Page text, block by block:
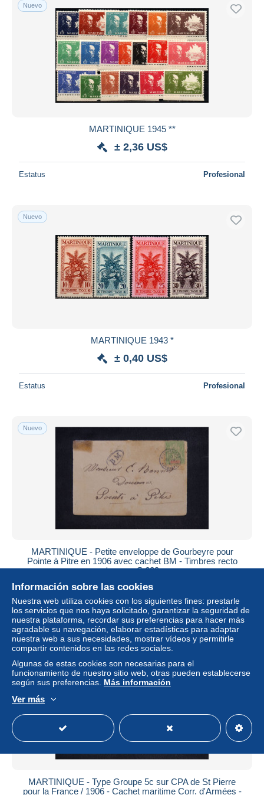
Nuevo
MARTINIQUE 1945 **
± 2,36 US$
Estatus Profesional
Nuevo
MARTINIQUE 1943 *
± 0,40 US$
Estatus Profesional
Nuevo
MARTINIQUE - Petite enveloppe de Gourbeyre pour
Pointe à Pitre en 1906 avec cachet BM - Timbres recto
/verso - S 629
± 69,13 US$
Estatus Profesional
MARTINIQUE - Type Groupe 5c sur CPA de St Pierre
pour la France / 1906 - Cachet maritime Corr. d'Armées -
Información sobre las cookies
Nuestra web utiliza cookies con los siguientes fines: prestarle
los servicios que nos haya solicitado, garantizar la seguridad de
nuestra plataforma, recordar sus preferencias para hacer más
agradable su navegación, elaborar estadísticas para adaptar
nuestra web a sus necesidades, mostrar vídeos y permitirle
compartir contenidos en las redes sociales.
Algunas de estas cookies son necesarias para el
funcionamiento de nuestro sitio web, otras pueden establecerse
según sus preferencias. Más información
Ver más